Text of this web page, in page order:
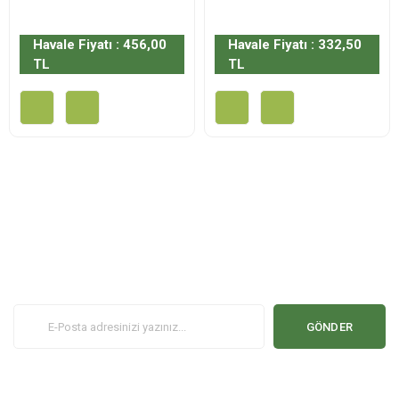
Havale Fiyatı : 456,00
TL
Havale Fiyatı : 332,50
TL
GÖNDER